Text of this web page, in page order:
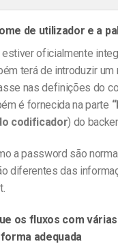
de utilizador e a
oficialmente
terá de introduzir
nas definições do
é fornecida na parte
codificador) do
a password são
diferentes das
os fluxos com
adequada